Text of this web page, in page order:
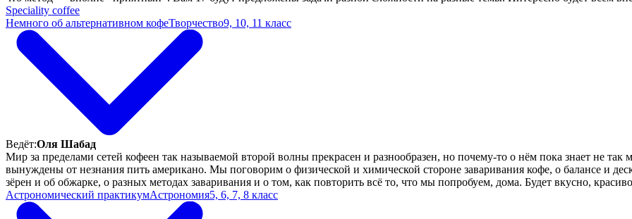
Speciality coffee
Немного об альтернативном кофеТворчество9, 10, 11 класс
Ведёт:Оля Шабад
Мир за пределами сетей кофеен так называемой второй волны прекрасен и разнообразен, но почему-то о нём пока знает не
вынуждены от незнания пить американо. Мы поговорим о физической и химической стороне заваривания кофе, о балансе и
зёрен и об обжарке, о разных методах заваривания и о том, как повторить всё то, что мы попробуем, дома. Будет вкусно,
Астрономический практикумАстрономия5, 6, 7, 8 класс